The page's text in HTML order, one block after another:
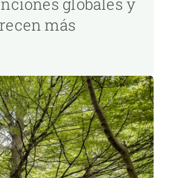
globales y
más